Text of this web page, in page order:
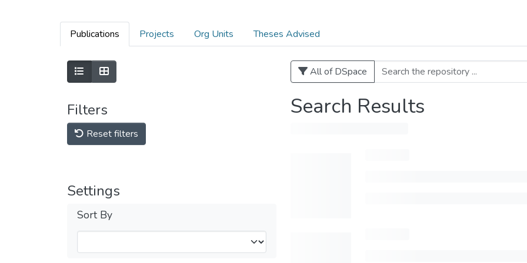
Publications Projects Org Units Theses Advised
Filters
Reset filters
Settings
Sort By
All of DSpace
Search Results